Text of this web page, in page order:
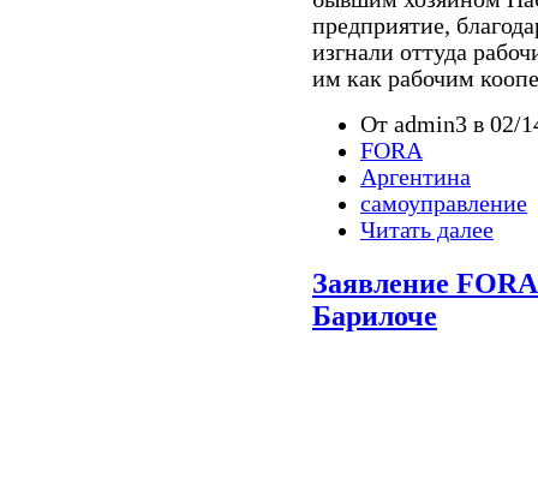
предприятие,
изгнали оттуда
им как рабочим
От admin3 в 02/
FORA
Аргентина
самоуправление
Читать далее
Заявление
Барилоче